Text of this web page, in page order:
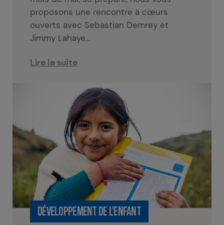
proposons une rencontre à cœurs
ouverts avec Sebastian Demrey et
Jimmy Lahaye…
Lire la suite
DÉVELOPPEMENT DE L'ENFANT